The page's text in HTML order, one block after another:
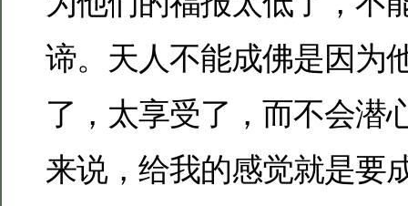
谛。天人不能成佛是因为
了，太享受了，而不会潜
来说，给我的感觉就是要